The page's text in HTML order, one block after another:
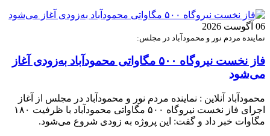
06 آگوست 2026
نماینده مردم نور و محمودآباد در مجلس:
فاز نخست نیروگاه ۵۰۰ مگاواتی محمودآباد به‌زودی آغاز
می‌شود
محمودآباد آنلاین : نماینده مردم نور و محمودآباد در مجلس از آغاز
اجرای فاز نخست نیروگاه ۵۰۰ مگاواتی محمودآباد با ظرفیت ۱۸۰
مگاوات خبر داد و گفت: این پروژه به زودی شروع می‌شود.